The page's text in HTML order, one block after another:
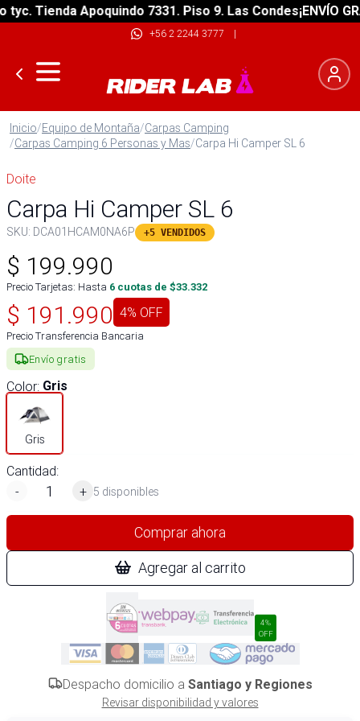
Tienda Apoquindo 7331. Piso 9. Las Condes¡ENVÍO
+56 2 2244 3777 |
Inicio/Equipo de Montaña/Carpas Camping
/Carpas Camping 6 Personas y Mas/Carpa Hi Camper SL 6
Doite
Carpa Hi Camper SL 6
SKU: DCA01HCAM0NA6P +5 VENDIDOS
$ 199.990
Precio Tarjetas: Hasta 6 cuotas de $33.332
$ 191.990 4% OFF
Precio Transferencia Bancaria
Envío gratis
Color: Gris
Gris
Cantidad:
-
+ 5 disponibles
Comprar ahora
Agregar al carrito
4%
OFF
Despacho domicilio a Santiago y Regiones
Revisar disponibilidad y valores